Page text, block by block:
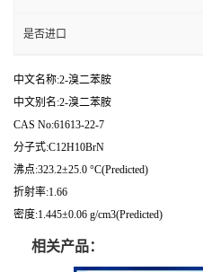
是否进口
中文名称:2-溴二苯胺
中文别名:2-溴二苯胺
CAS No:61613-22-7
分子式:C12H10BrN
沸点:323.2±25.0 °C(Predicted)
折射率:1.66
密度:1.445±0.06 g/cm3(Predicted)
相关产品：